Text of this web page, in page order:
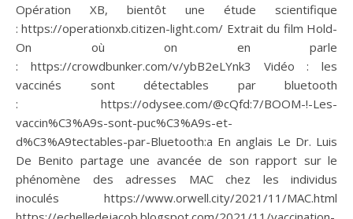
Opération XB, bientôt une étude scientifique
: https://operationxb.citizen-light.com/ Extrait du film Hold-
On où on en parle
: https://crowdbunker.com/v/ybB2eLYnk3 Vidéo : les
vaccinés sont détectables par bluetooth
: https://odysee.com/@cQfd:7/BOOM-!-Les-
vaccin%C3%A9s-sont-puc%C3%A9s-et-
d%C3%A9tectables-par-Bluetooth:a En anglais Le Dr. Luis
De Benito partage une avancée de son rapport sur le
phénomène des adresses MAC chez les individus
inoculés https://www.orwell.city/2021/11/MAC.html